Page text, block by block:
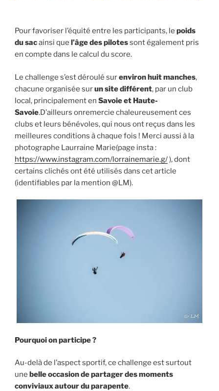
Pour favoriser l’équité entre les participants, le poids
du sacainsi que l’âge des pilotessont également pris
en compte dans le calcul du score.
Le challenge s’est déroulé surenviron huit manches,
chacune organisée surun site différent, par un club
local, principalement en Savoie et Haute-
Savoie.D’ailleurs onremercie chaleureusement ces
clubs et leurs bénévoles, qui nous ont reçus dans les
meilleures conditions à chaque fois ! Merci aussi à la
photographe Laurraine Marie(page insta :
https://www.instagram.com/lorrainemarie.g/), dont
certains clichés ont été utilisés dans cet article
(identifiables par la mention @LM).
Pourquoi on participe ?
Au-delà de l’aspect sportif, ce challenge est surtout
une belle occasion de partager des moments
conviviaux autour du parapente.